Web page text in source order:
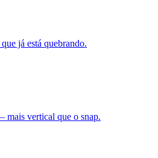
já está quebrando.
vertical que o snap.